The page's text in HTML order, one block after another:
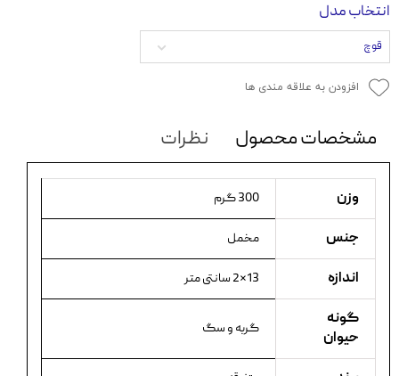
انتخاب مدل
قوچ
افزودن به علاقه مندی ها
مشخصات محصول نظرات
وزن 300 گرم
جنس مخمل
اندازه 13*2 سانتی متر
گونه
حیوان
گربه و سگ